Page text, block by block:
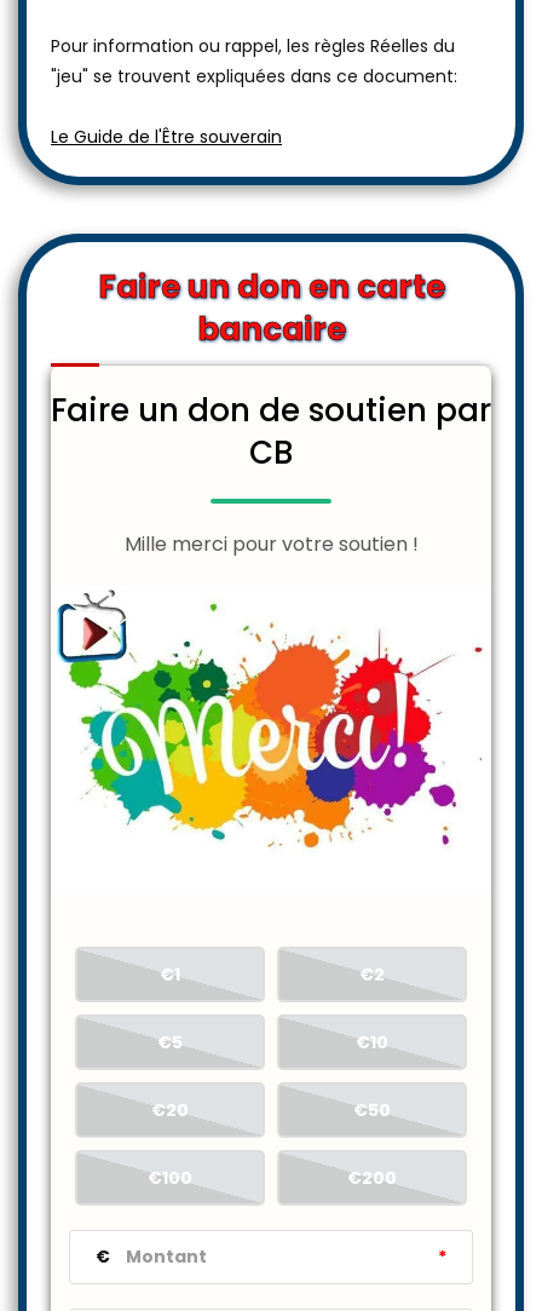
Pour information ou rappel, les règles Réelles du
"jeu" se trouvent expliquées dans ce document:
Le Guide de l'Être souverain
Faire un don en carte
bancaire
Faire un don de soutien par
CB
Mille merci pour votre soutien !
€1 €2
€5 €10
€20 €50
€100 €200
€ *